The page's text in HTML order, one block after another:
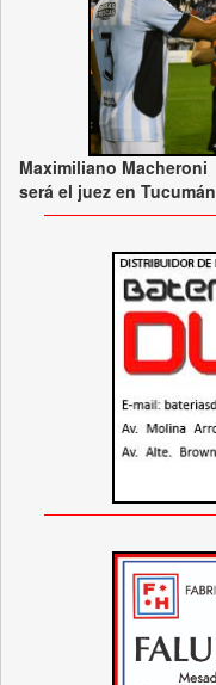
Maximiliano Macheroni
será el juez en Tucumán